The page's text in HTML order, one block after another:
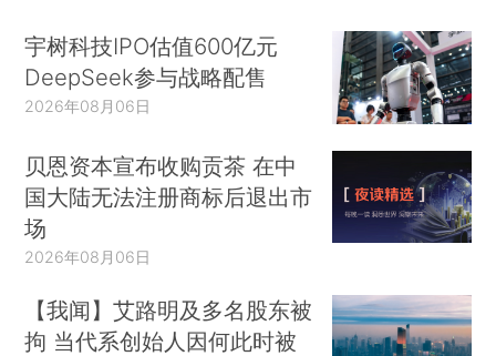
宇树科技IPO估值600亿元
DeepSeek参与战略配售
2026年08月06日
贝恩资本宣布收购贡茶 在中
国大陆无法注册商标后退出市
场
2026年08月06日
【我闻】艾路明及多名股东被
拘 当代系创始人因何此时被